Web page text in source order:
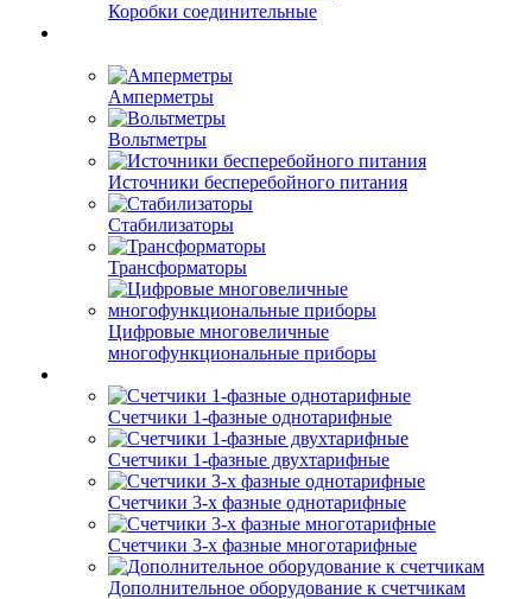
Коробки соединительные
Амперметры
Вольтметры
Источники бесперебойного питания
Стабилизаторы
Трансформаторы
Цифровые многовеличные
многофункциональные приборы
Счетчики 1-фазные однотарифные
Счетчики 1-фазные двухтарифные
Счетчики 3-х фазные однотарифные
Счетчики 3-х фазные многотарифные
Дополнительное оборудование к счетчикам